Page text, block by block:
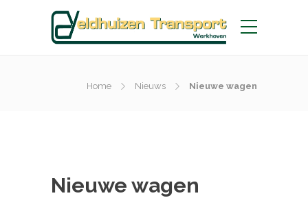
Home Nieuws Nieuwe wagen
Nieuwe wagen